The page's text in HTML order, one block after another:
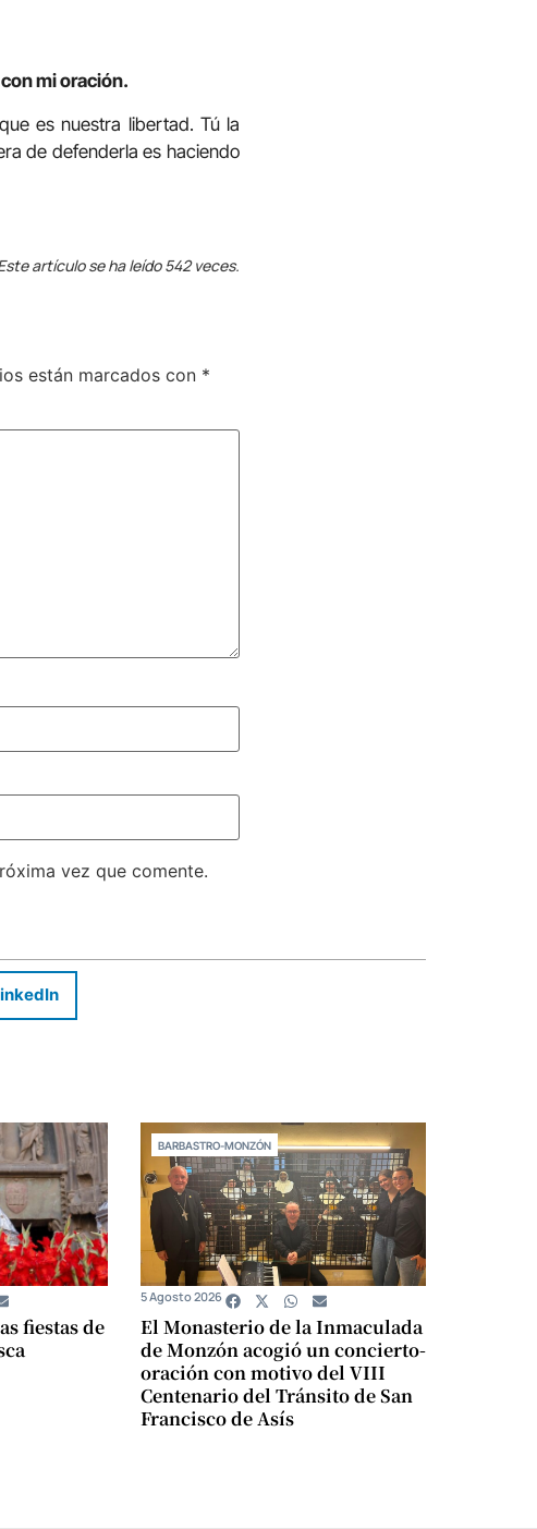
mi oración.
es nuestra libertad. Tú la
de defenderla es haciendo
artículo se ha leído 542 veces.
están marcados con *
vez que comente.
fiestas de
BARBASTRO-MONZÓN
El Monasterio de la Inmaculada
de Monzón acogió un concierto-
oración con motivo del VIII
Centenario del Tránsito de San
Francisco de Asís
5 Agosto 2026